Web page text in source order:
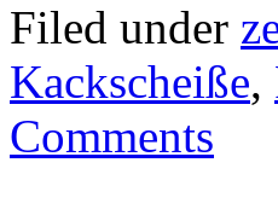
Filed under
Kackscheiße,
Comments